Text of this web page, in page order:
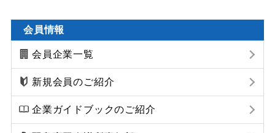
会員情報
会員企業一覧
新規会員のご紹介
企業ガイドブックのご紹介